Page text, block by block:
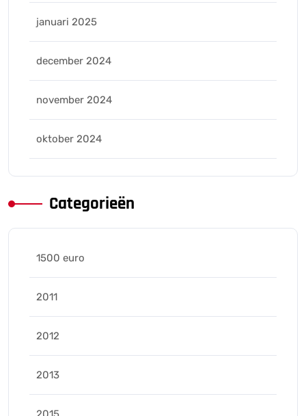
januari 2025
december 2024
november 2024
oktober 2024
Categorieën
1500 euro
2011
2012
2013